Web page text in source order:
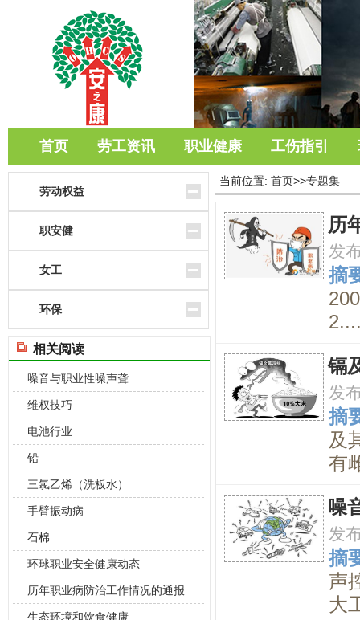
首页 劳工资讯 职业健康 工伤指引
当前位置: 首页>>专题集
历
发
摘
镉
发
摘
及
有
噪
发
摘
声
大
劳动权益
职安健
女工
环保
相关阅读
噪音与职业性噪声聋
维权技巧
电池行业
铅
三氯乙烯（洗板水）
手臂振动病
石棉
环球职业安全健康动态
历年职业病防治工作情况的通报
生态环境和饮食健康